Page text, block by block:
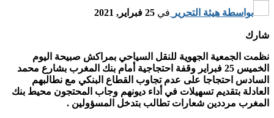
بواسطة هيئة التحرير في 25 فبراير, 2021
شارك
نظمت الجمعية الجهوية للنقل السياحي بمراكش صبيحة اليوم
الخميس 25 فبراير وقفة احتجاجية أمام بنك المغرب بشارع محمد
السادس احتجاجا على عدم تجاوب القطاع البنكي مع نطالبهم
العادلة بتقديم تسهيلات في أداء ديونهم وجاب المحتجون محيط بنك
المغرب مرددين شعارات تطالب بتدخل المسؤولين .